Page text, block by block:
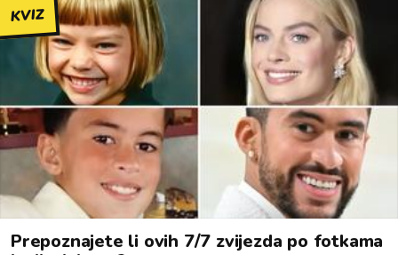
KVIZ
Prepoznajete li ovih 7/7 zvijezda po fotkama